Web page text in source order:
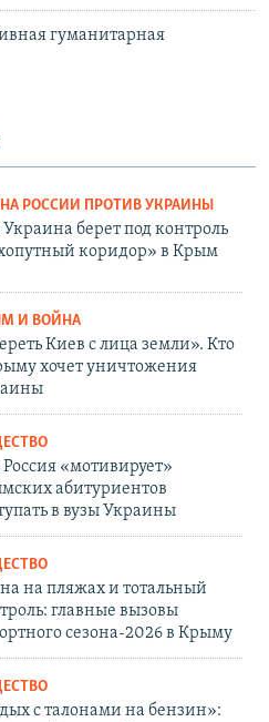
гуманитарная
РОССИИ ПРОТИВ УКРАИНЫ
берет под контроль
коридор» в Крым
И ВОЙНА
Киев с лица земли». Кто
хочет уничтожения
«мотивирует»
абитуриентов
в вузы Украины
на пляжах и тотальный
главные вызовы
сезона-2026 в Крыму
с талонами на бензин»: